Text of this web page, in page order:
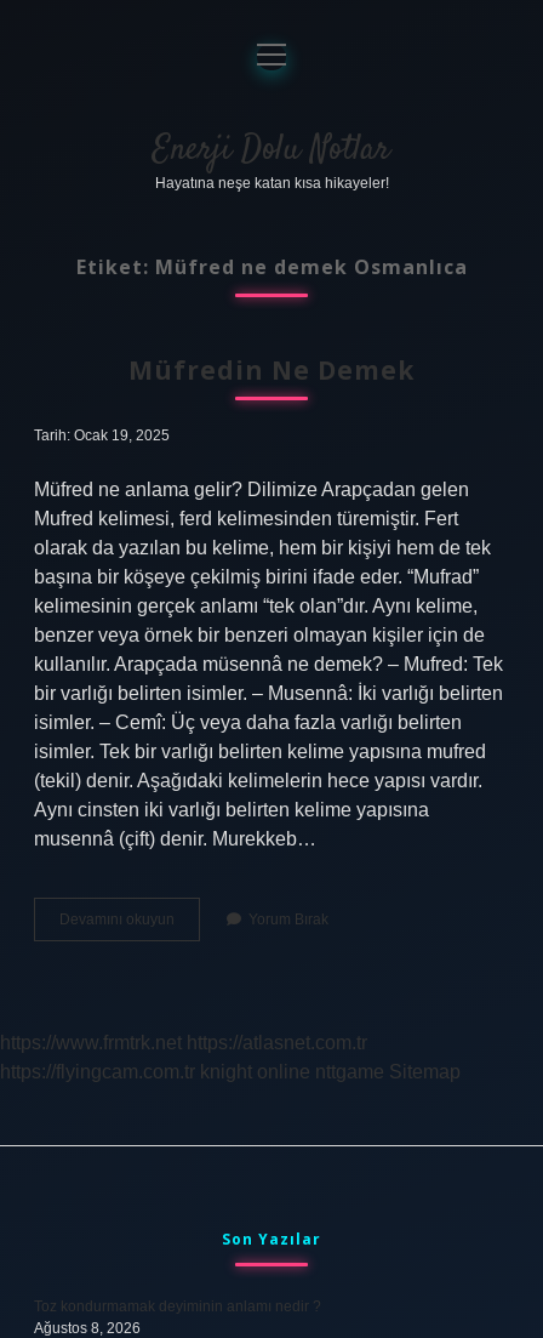
Anasayfa
Gizlilik Politikası
Yasal Uyarı
menüyü
aç
Enerji Dolu Notlar
Hayatına neşe katan kısa hikayeler!
Etiket: Müfred ne demek Osmanlıca
Müfredin Ne Demek
Tarih: Ocak 19, 2025
Müfred ne anlama gelir? Dilimize Arapçadan gelen
Mufred kelimesi, ferd kelimesinden türemiştir. Fert
olarak da yazılan bu kelime, hem bir kişiyi hem de tek
başına bir köşeye çekilmiş birini ifade eder. “Mufrad”
kelimesinin gerçek anlamı “tek olan”dır. Aynı kelime,
benzer veya örnek bir benzeri olmayan kişiler için de
kullanılır. Arapçada müsennâ ne demek? – Mufred: Tek
bir varlığı belirten isimler. – Musennâ: İki varlığı belirten
isimler. – Cemî: Üç veya daha fazla varlığı belirten
isimler. Tek bir varlığı belirten kelime yapısına mufred
(tekil) denir. Aşağıdaki kelimelerin hece yapısı vardır.
Aynı cinsten iki varlığı belirten kelime yapısına
musennâ (çift) denir. Murekkeb…
Devamını okuyun Müfredin
Ne
Yorum Bırak
https://www.frmtrk.net https://atlasnet.com.tr
https://flyingcam.com.tr knight online nttgame Sitemap
Son Yazılar
Toz kondurmamak deyiminin anlamı nedir ?
Ağustos 8, 2026